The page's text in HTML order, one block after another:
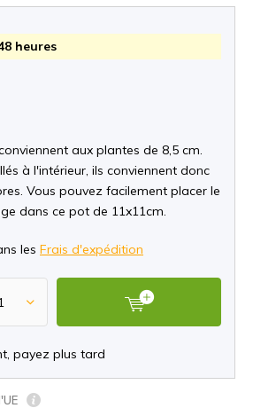
heures
aux plantes de 8,5 cm.
à l'intérieur, ils conviennent donc
Vous pouvez facilement placer le
dans ce pot de 11x11cm.
les Frais d'expédition
payez plus tard